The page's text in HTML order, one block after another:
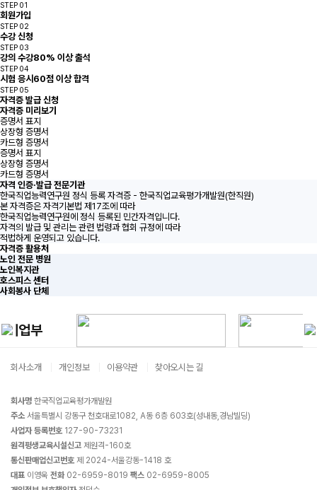
STEP 01
회원가입
STEP 02
수강 신청
STEP 03
강의 수강80% 이상 출석
STEP 04
시험 응시 60점 이상 합격
STEP 05
자격증 발급 신청
자격증 미리보기
증명서 표지
상장형 증명서
카드형 증명서
증명서 표지
상장형 증명서
카드형 증명서
자격 인증·발급 전문기관
한국직업능력연구원 정식 등록 자격증 - 한국직업교육평가개발원(한직원)
본 자격증은 자격기본법 제17조에 따라
한국직업능력연구원에 정식 등록된 민간자격입니다.
자격의 발급 및 관리는 관련 법령과 협회 규정에 따라
적법하게 운영되고 있습니다.
자격증 활용처
노인 전문 병원
노인복지관
호스피스 센터
사회봉사 단체
회사소개 개인정보 이용약관 찾아오시는 길
회사명 한국직업교육평가개발원
주소 서울특별시 강동구 천호대로1082, A동 6층 603호(성내동,경남빌딩)
사업자 등록번호 127-90-73231
원격평생교육시설신고 제원격-160호
통신판매업신고번호 제 2024-서울강동-1418 호
대표 이영욱 전화02-6959-8019 팩스 02-6959-8005